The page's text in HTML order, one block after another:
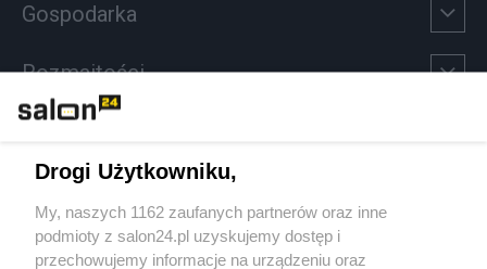
Gospodarka
Rozmaitości
Sport
Społeczeństwo
Drogi Użytkowniku,
My, naszych 1162 zaufanych partnerów oraz inne
podmioty z salon24.pl uzyskujemy dostęp i
przechowujemy informacje na urządzeniu oraz